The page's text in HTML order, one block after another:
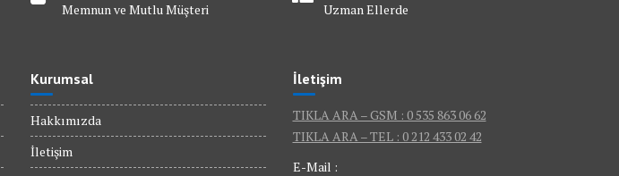
Memnun ve Mutlu Müşteri
Uzman Ellerde
Kurumsal
Hakkımızda
İletişim
İletişim
TIKLA ARA – GSM : 0 535 863 06 62
TIKLA ARA – TEL : 0 212 433 02 42
E-Mail :